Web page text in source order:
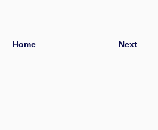
Next
Home